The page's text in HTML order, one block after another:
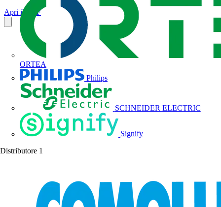
ORTEA
Philips
SCHNEIDER ELECTRIC
Signify
Distributore 1
Apri il PDF